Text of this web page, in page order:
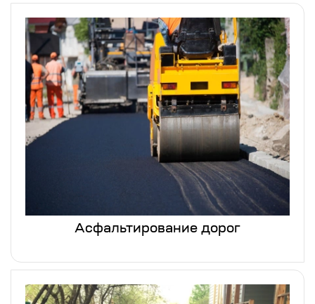
Асфальтирование дорог